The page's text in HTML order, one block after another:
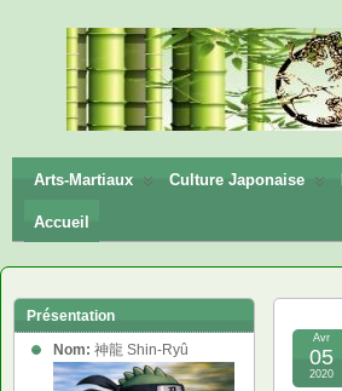
神龍
Shin-
Ryū
Arts-Martiaux Culture Japonaise
Accueil
Avr
05
2020
Présentation
Nom: 神龍 Shin-Ryû